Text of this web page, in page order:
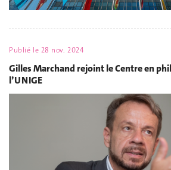
Publié le 28 nov. 2024
Gilles Marchand rejoint le Centre en
l’UNIGE